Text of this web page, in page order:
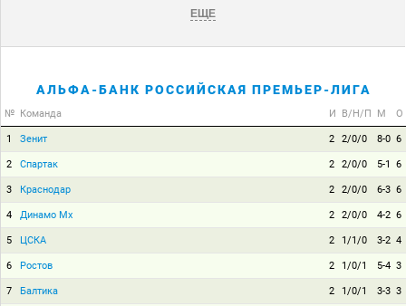
ЕЩЕ
АЛЬФА-БАНК РОССИЙСКАЯ ПРЕМЬЕР-ЛИГА
№ Команда И В/Н/П М О
1 Зенит 2 2/0/0 8-0 6
2 Спартак 2 2/0/0 5-1 6
3 Краснодар 2 2/0/0 6-3 6
4 Динамо Мх 2 2/0/0 4-2 6
5 ЦСКА 2 1/1/0 3-2 4
6 Ростов 2 1/0/1 5-4 3
7 Балтика 2 1/0/1 3-3 3